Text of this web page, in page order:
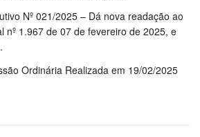
Nº 021/2025 – Dá nova readação ao
nº 1.967 de 07 de fevereiro de 2025, e
Ordinária Realizada em 19/02/2025